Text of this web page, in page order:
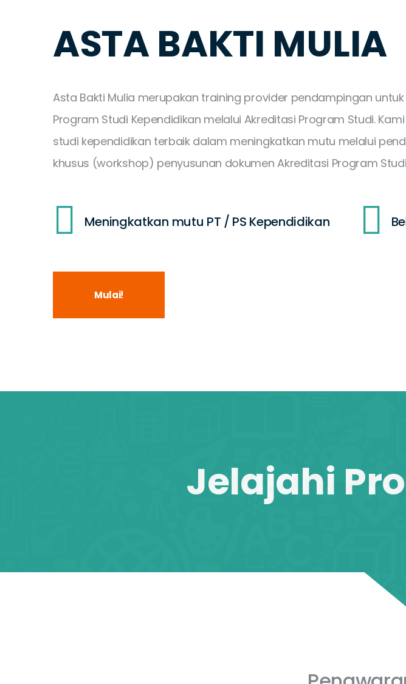
ASTA BAKTI MULIA
Asta Bakti Mulia merupakan training provider pendampingan
Program Studi Kependidikan melalui Akreditasi Program Studi.
studi kependidikan terbaik dalam meningkatkan mutu melalui
khusus (workshop) penyusunan dokumen Akreditasi Program
Meningkatkan mutu PT / PS Kependidikan
Mulai!
Jelajahi